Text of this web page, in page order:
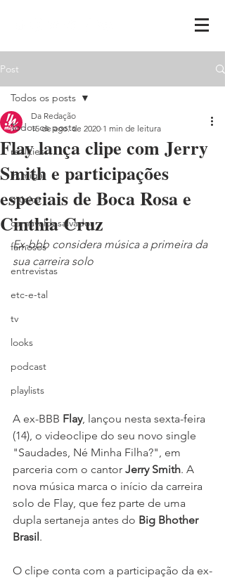
Post
Todos os posts
realities
ih,miga
música
carnavaldesalvador
famosos
entrevistas
etc-e-tal
tv
looks
podcast
playlists
Todos os posts
Flay lança clipe com Jerry
Smith e participações
especiais de Boca Rosa e
Cinthia Cruz
Da Redação
15 de ago. de 2020 1 min de leitura
Ex-bbb considera música a primeira da
sua carreira solo
A ex-BBB Flay, lançou nesta sexta-feira
(14), o videoclipe do seu novo single
"Saudades, Né Minha Filha?", em
parceria com o cantor Jerry Smith. A
nova música marca o início da carreira
solo de Flay, que fez parte de uma
dupla sertaneja antes do Big Bhother
Brasil .
O clipe conta com a participação da ex-